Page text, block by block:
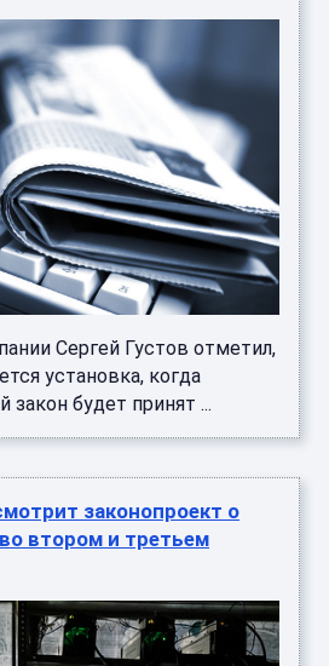
Сергей Густов отметил,
установка, когда
будет принят ...
законопроект о
втором и третьем